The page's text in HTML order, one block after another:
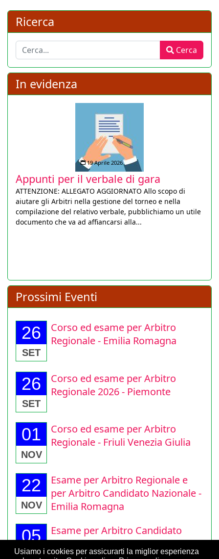
Usiamo i cookies per assicurarti la miglior esperienza
Ricerca
Cerca Cerca
In evidenza
19 Aprile 2026
Appunti per il verbale di gara
ATTENZIONE: ALLEGATO AGGIORNATO Allo scopo di
aiutare gli Arbitri nella gestione del torneo e nella
compilazione del relativo verbale, pubblichiamo un utile
documento che va ad affiancarsi alla...
Prossimi Eventi
26
SET
Corso ed esame per Arbitro
Regionale - Emilia Romagna
26
SET
Corso ed esame per Arbitro
Regionale 2026 - Piemonte
01
NOV
Corso ed esame per Arbitro
Regionale - Friuli Venezia Giulia
22
NOV
Esame per Arbitro Regionale e
per Arbitro Candidato Nazionale -
Emilia Romagna
05
DIC
Esame per Arbitro Candidato
Nazionale 2026 - Piemonte